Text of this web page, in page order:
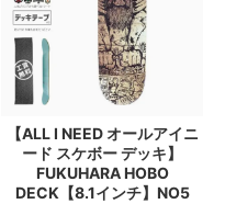
【ALL I NEED オールアイニ
ード スケボー デッキ】
FUKUHARA HOBO
DECK【8.1インチ】NO5